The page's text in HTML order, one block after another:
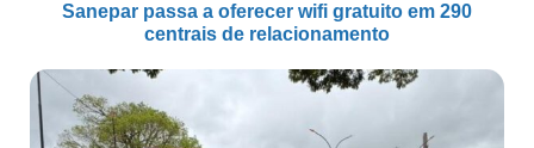
Sanepar passa a oferecer wifi gratuito em 290
centrais de relacionamento